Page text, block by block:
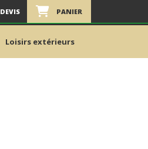
DEVIS PANIER
Loisirs extérieurs